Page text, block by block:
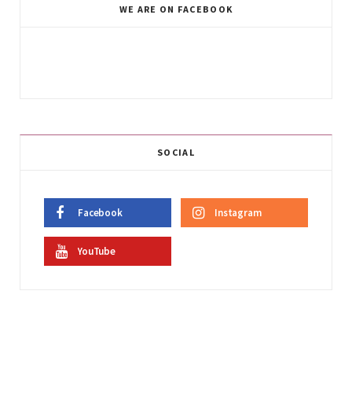
WE ARE ON FACEBOOK
SOCIAL
Facebook Instagram
YouTube